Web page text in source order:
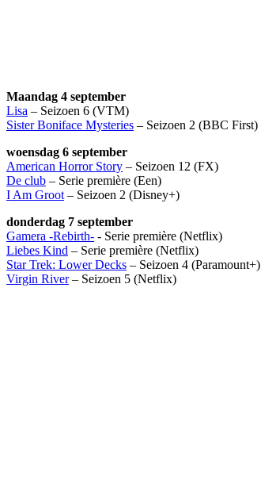
Maandag 4 september
Lisa – Seizoen 6 (VTM)
Sister Boniface Mysteries – Seizoen 2 (BBC First)
woensdag 6 september
American Horror Story – Seizoen 12 (FX)
De club – Serie première (Een)
I Am Groot – Seizoen 2 (Disney+)
donderdag 7 september
Gamera -Rebirth- - Serie première (Netflix)
Liebes Kind – Serie première (Netflix)
Star Trek: Lower Decks – Seizoen 4 (Paramount+)
Virgin River– Seizoen 5 (Netflix)